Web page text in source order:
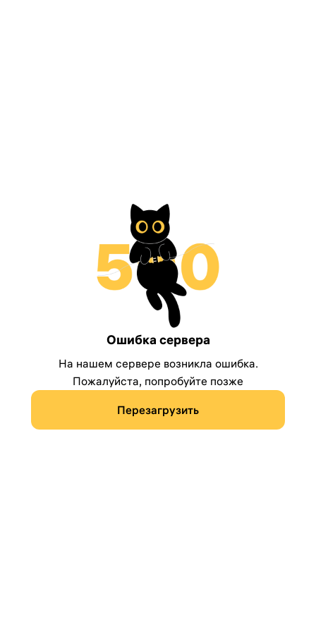
Ошибка сервера
На нашем сервере возникла ошибка.
Пожалуйста, попробуйте позже
Перезагрузить